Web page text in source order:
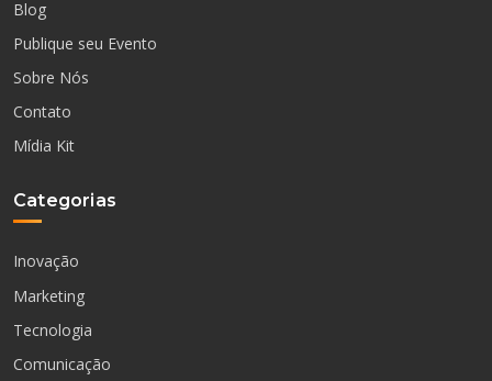
Blog
Publique seu Evento
Sobre Nós
Contato
Mídia Kit
Categorias
Inovação
Marketing
Tecnologia
Comunicação